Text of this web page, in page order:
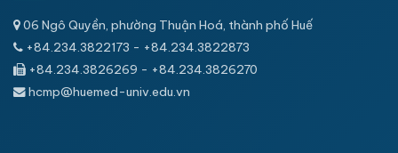
06 Ngô Quyền, phường Thuận Hoá, thành phố Huế
+84.234.3822173 - +84.234.3822873
+84.234.3826269 - +84.234.3826270
hcmp@huemed-univ.edu.vn